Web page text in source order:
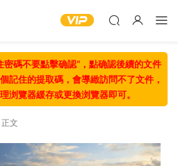
碼不要點擊确認“，點确認後續的文件
記住的提取碼，會導緻訪問不了文件，
浏覽器緩存或更換浏覽器即可。
正文